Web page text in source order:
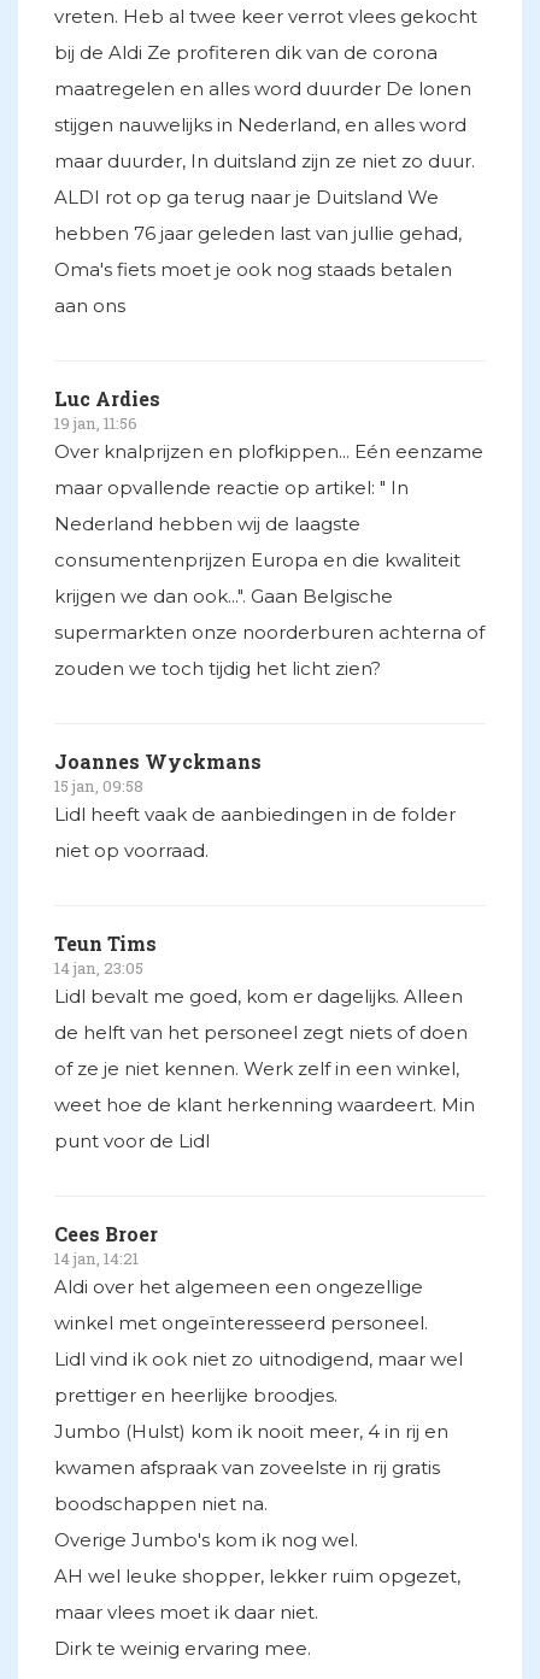
vreten. Heb al twee keer verrot vlees gekocht
bij de Aldi Ze profiteren dik van de corona
maatregelen en alles word duurder De lonen
stijgen nauwelijks in Nederland, en alles word
maar duurder, In duitsland zijn ze niet zo duur.
ALDI rot op ga terug naar je Duitsland We
hebben 76 jaar geleden last van jullie gehad,
Oma's fiets moet je ook nog staads betalen
aan ons
Luc Ardies
19 jan, 11:56
Over knalprijzen en plofkippen... Eén eenzame
maar opvallende reactie op artikel: " In
Nederland hebben wij de laagste
consumentenprijzen Europa en die kwaliteit
krijgen we dan ook...". Gaan Belgische
supermarkten onze noorderburen achterna of
zouden we toch tijdig het licht zien?
Joannes Wyckmans
15 jan, 09:58
Lidl heeft vaak de aanbiedingen in de folder
niet op voorraad.
Teun Tims
14 jan, 23:05
Lidl bevalt me goed, kom er dagelijks. Alleen
de helft van het personeel zegt niets of doen
of ze je niet kennen. Werk zelf in een winkel,
weet hoe de klant herkenning waardeert. Min
punt voor de Lidl
Cees Broer
14 jan, 14:21
Aldi over het algemeen een ongezellige
winkel met ongeïnteresseerd personeel.
Lidl vind ik ook niet zo uitnodigend, maar wel
prettiger en heerlijke broodjes.
Jumbo (Hulst) kom ik nooit meer, 4 in rij en
kwamen afspraak van zoveelste in rij gratis
boodschappen niet na.
Overige Jumbo's kom ik nog wel.
AH wel leuke shopper, lekker ruim opgezet,
maar vlees moet ik daar niet.
Dirk te weinig ervaring mee.